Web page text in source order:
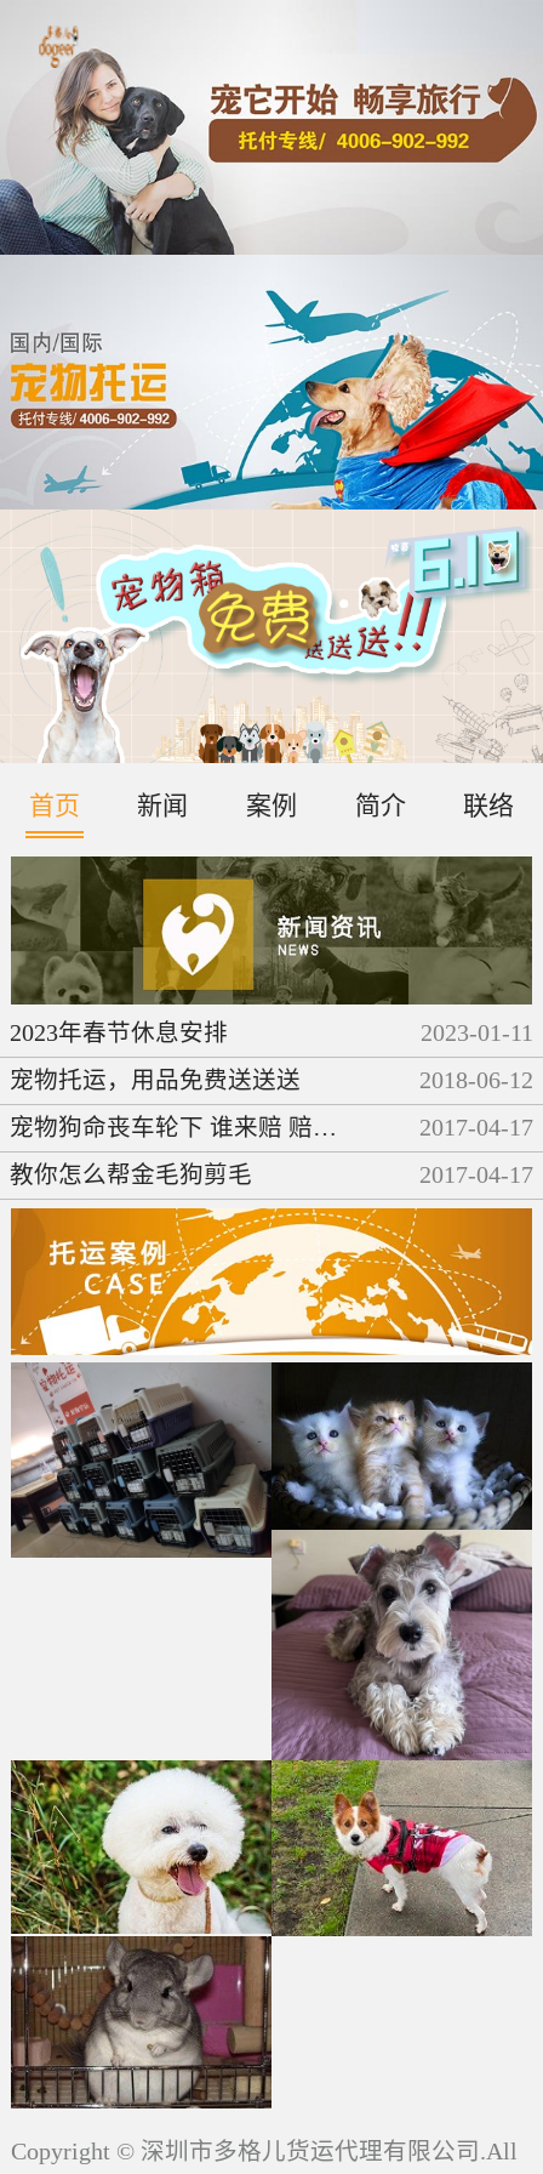
首页 新闻 案例 简介 联络
2023年春节休息安排 2023-01-11
宠物托运，用品免费送送送
2018-06-12
宠物狗命丧车轮下 谁来赔 赔多少
2017-04-17
教你怎么帮金毛狗剪毛
2017-04-17
Copyright © 深圳市多格儿货运代理有限公司.All